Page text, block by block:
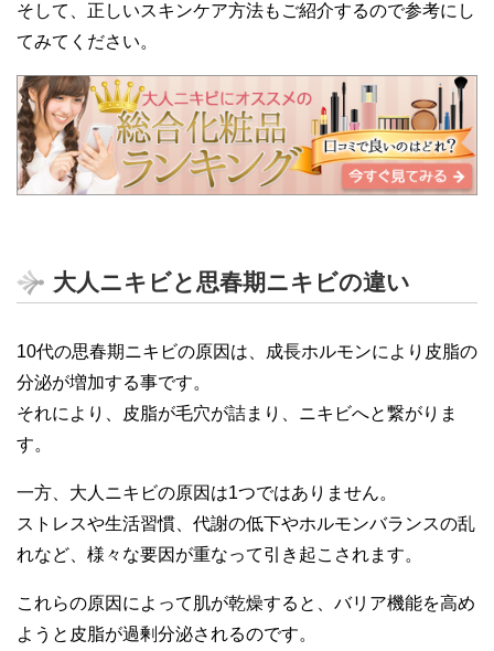
そして、正しいスキンケア方法もご紹介するので参考にし
てみてください。
大人ニキビと思春期ニキビの違い
10代の思春期ニキビの原因は、成長ホルモンにより皮脂の
分泌が増加する事です。
それにより、皮脂が毛穴が詰まり、ニキビへと繋がりま
す。
一方、大人ニキビの原因は1つではありません。
ストレスや生活習慣、代謝の低下やホルモンバランスの乱
れなど、様々な要因が重なって引き起こされます。
これらの原因によって肌が乾燥すると、バリア機能を高め
ようと皮脂が過剰分泌されるのです。